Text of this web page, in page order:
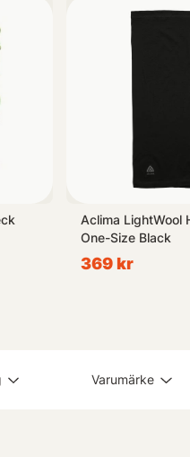
här nedanför för
din personlighet samt
funktionerna när det
får både stilmedvetna
Aclima LightWool
One-Size Black
369 kr
Varumärke